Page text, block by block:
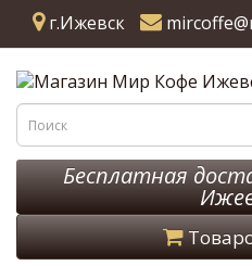
г.Ижевск
Бесплатная